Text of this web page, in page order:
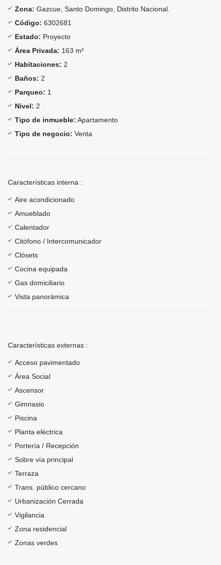
Zona: Gazcue, Santo Domingo, Distrito Nacional.
Código: 6302681
Estado: Proyecto
Área Privada: 163 m²
Habitaciones: 2
Baños: 2
Parqueo: 1
Nivel: 2
Tipo de inmueble: Apartamento
Tipo de negocio: Venta
Características interna :
Aire acondicionado
Amueblado
Calentador
Citófono / Intercomunicador
Clósets
Cocina equipada
Gas domiciliario
Vista panorámica
Características externas :
Acceso pavimentado
Área Social
Ascensor
Gimnasio
Piscina
Planta eléctrica
Portería / Recepción
Sobre vía principal
Terraza
Trans. público cercano
Urbanización Cerrada
Vigilancia
Zona residencial
Zonas verdes